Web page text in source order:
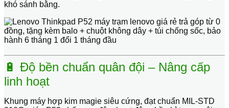
khó sánh bằng.
🔋 Độ bền chuẩn quân đội – Nâng cấp
linh hoạt
Khung máy hợp kim magie siêu cứng, đạt chuẩn MIL-STD